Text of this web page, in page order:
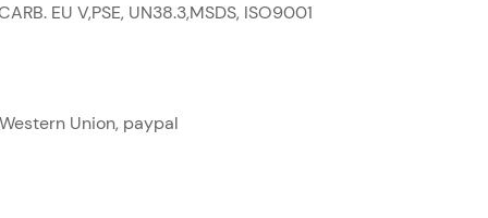
EU V,PSE, UN38.3,MSDS, ISO9001
Union, paypal